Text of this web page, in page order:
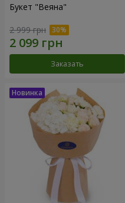
Букет "Веяна"
2 999 грн
Заказать